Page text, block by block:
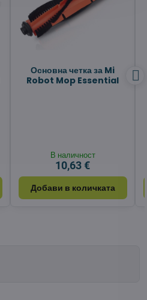
Основна четка за Mi
Robot Mop Essential
В наличност
10,63 €
Добави в количката